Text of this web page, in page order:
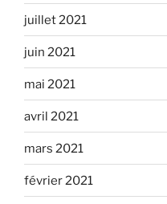
juillet 2021
juin 2021
mai 2021
avril 2021
mars 2021
février 2021